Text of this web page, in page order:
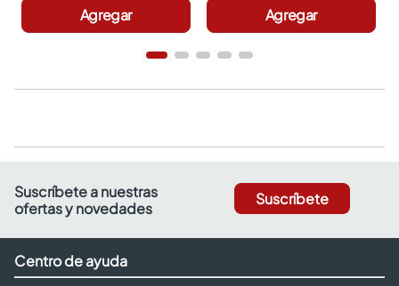
Agregar Agregar
Suscríbete a nuestras
ofertas y novedades
Suscríbete
Centro de ayuda